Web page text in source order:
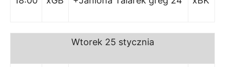
Wtorek 25 stycznia